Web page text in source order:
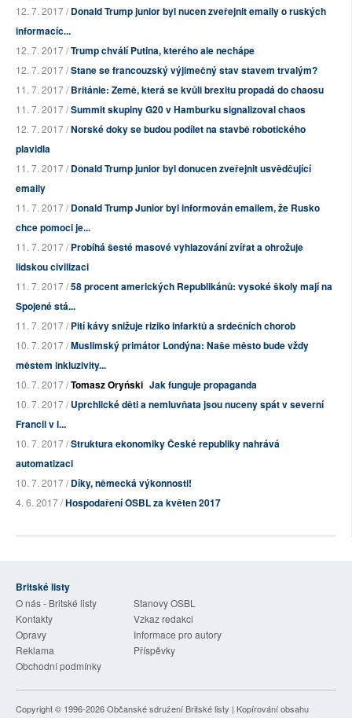
12. 7. 2017 /Donald Trump junior byl nucen zveřejnit emaily o ruských
informacíc...
12. 7. 2017 /Trump chválí Putina, kterého ale nechápe
12. 7. 2017 /Stane se francouzský výjimečný stav stavem trvalým?
11. 7. 2017 /Británie: Země, která se kvůli brexitu propadá do chaosu
11. 7. 2017 /Summit skupiny G20 v Hamburku signalizoval chaos
12. 7. 2017 /Norské doky se budou podílet na stavbě robotického
plavidla
11. 7. 2017 /Donald Trump junior byl donucen zveřejnit usvědčující
emaily
11. 7. 2017 /Donald Trump Junior byl informován emailem, že Rusko
chce pomoci je...
11. 7. 2017 /Probíhá šesté masové vyhlazování zvířat a ohrožuje
lidskou civilizaci
11. 7. 2017 /58 procent amerických Republikánů: vysoké školy mají na
Spojené stá...
11. 7. 2017 /Pití kávy snižuje riziko infarktů a srdečních chorob
10. 7. 2017 /Muslimský primátor Londýna: Naše město bude vždy
městem inkluzivity...
10. 7. 2017 /Tomasz Oryński Jak funguje propaganda
10. 7. 2017 /Uprchlické děti a nemluvňata jsou nuceny spát v severní
Francii v l...
10. 7. 2017 /Struktura ekonomiky České republiky nahrává
automatizaci
10. 7. 2017 /Díky, německá výkonnosti!
4. 6. 2017 /Hospodaření OSBL za květen 2017
Britské listy
O nás - Britské listy
Stanovy OSBL
Kontakty
Vzkaz redakci
Opravy
Informace pro autory
Reklama
Příspěvky
Obchodní podmínky
Copyright © 1996-2026Občanské sdružení Britské listy | Kopírování obsahu